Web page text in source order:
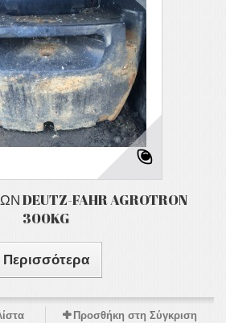
DEUTZ-FAHR AGROTRON
300KG
Περισσότερα
Προσθήκη στη Σύγκριση